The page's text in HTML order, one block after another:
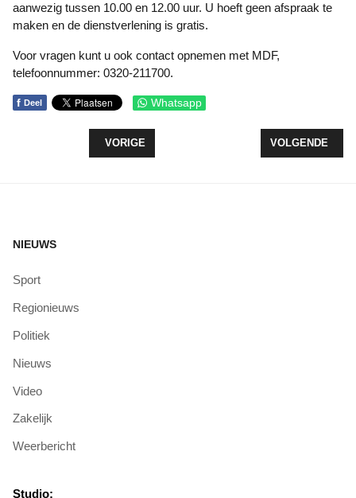
aanwezig tussen 10.00 en 12.00 uur. U hoeft geen afspraak te
maken en de dienstverlening is gratis.
Voor vragen kunt u ook contact opnemen met MDF,
telefoonnummer: 0320-211700.
f Deel Whatsapp
VORIG ARTIKEL: ILLEGAAL VUURWERK BLAAST
VORIGE VOLGENDE
VOLGENDE
NIEUWS
Sport
Regionieuws
Politiek
Nieuws
Video
Zakelijk
Weerbericht
Studio: